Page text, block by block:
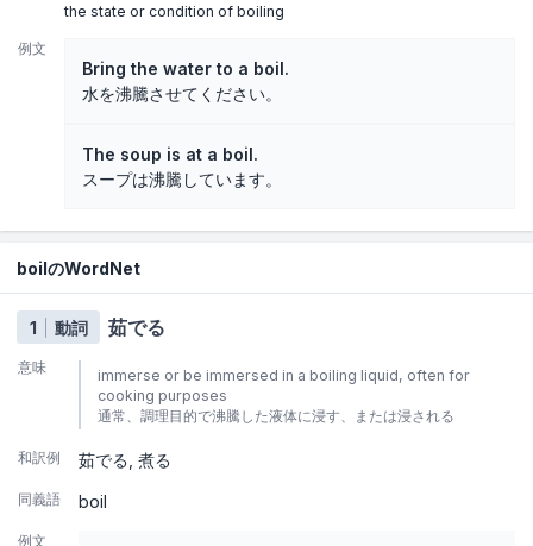
the state or condition of boiling
例文
Bring the water to a boil.
水を沸騰させてください。
The soup is at a boil.
スープは沸騰しています。
boilのWordNet
1 動詞 茹でる
意味
immerse or be immersed in a boiling liquid, often for
cooking purposes
通常、調理目的で沸騰した液体に浸す、または浸される
和訳例 茹でる 煮る
同義語 boil
例文